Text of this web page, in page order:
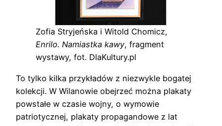
Zofia Stryjeńska i Witold Chomicz,
Enrilo. Namiastka kawy, fragment
wystawy, fot. DlaKultury.pl
To tylko kilka przykładów z niezwykle bogatej
kolekcji. W Wilanowie obejrzeć można plakaty
powstałe w czasie wojny, o wymowie
patriotycznej, plakaty propagandowe z lat